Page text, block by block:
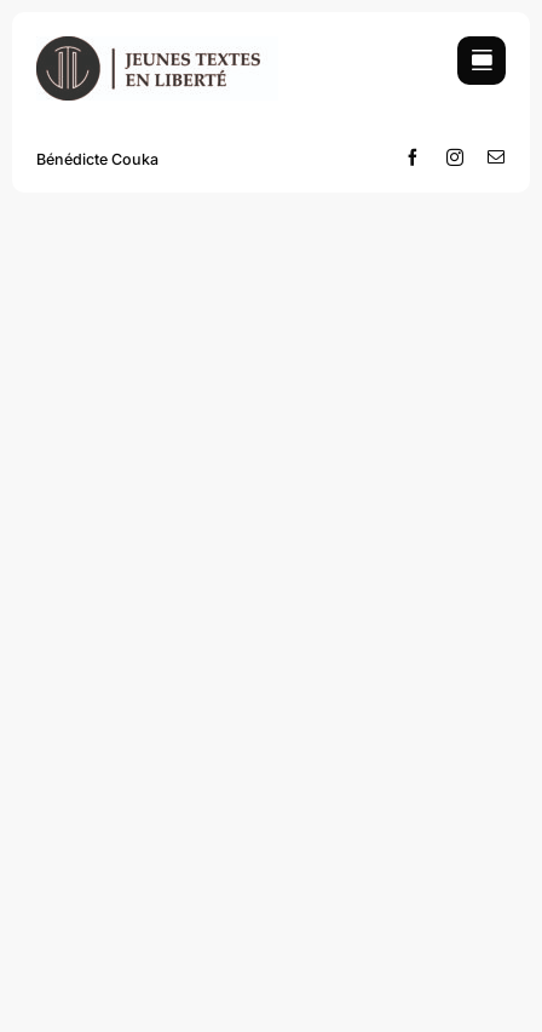
content
Bénédicte Couka